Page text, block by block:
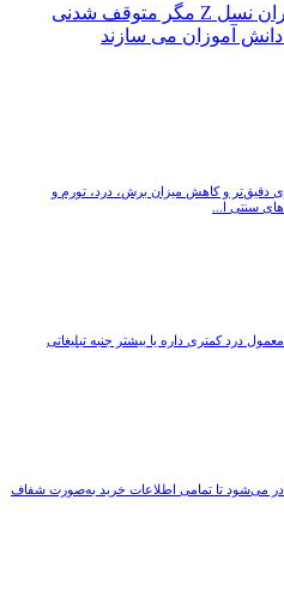
سیلیکن ولیِ تهران؛ این ایران نسل Z مگر متوقف شدنی
دانش آموزان می سازند
دقیق‌تر و کاهش میزان برش، درد، تورم و
سنتی ا...
درد کمتری داره یا بیشتر جنبه تبلیغاتی
می‌شود تا تمامی اطلاعات خرید به‌صورت شفاف